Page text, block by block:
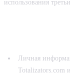
использования
Личная
Totalizators.com